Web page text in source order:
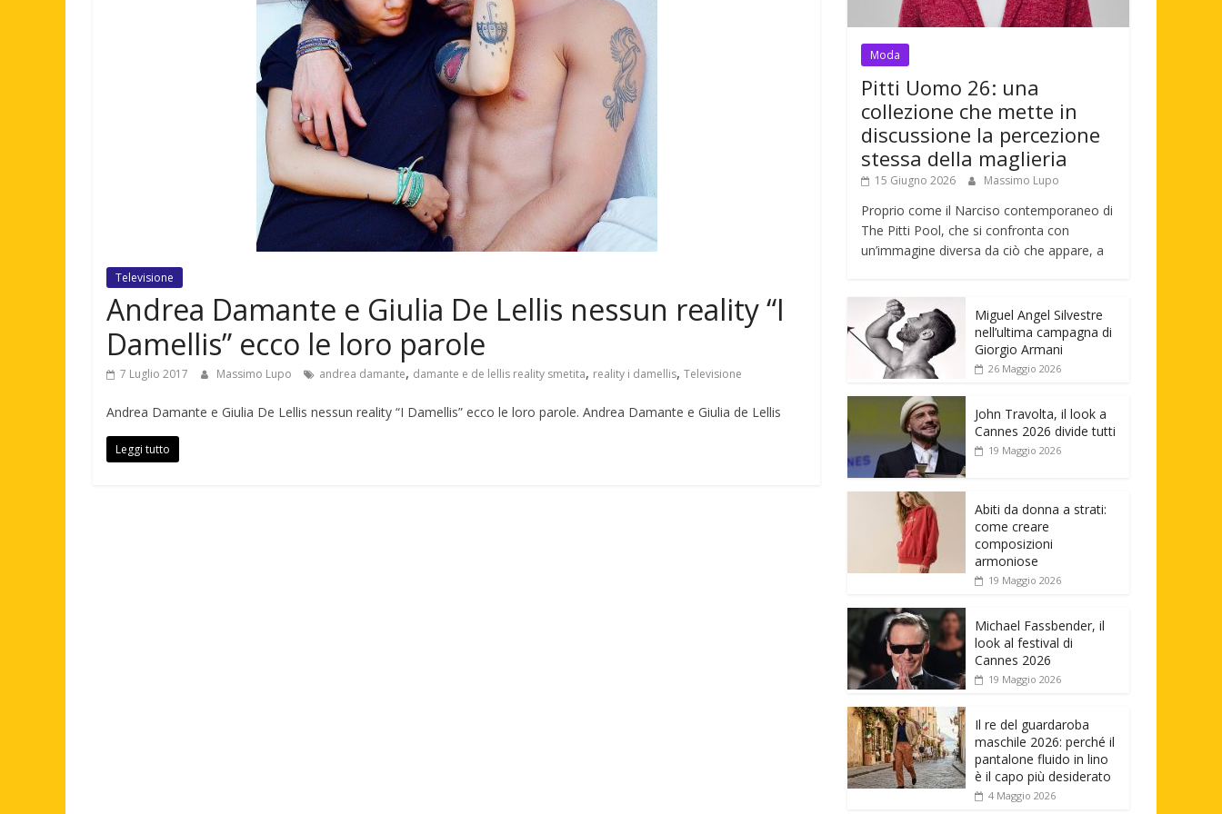
Televisione
Andrea Damante e Giulia De Lellis nessun reality “I
Damellis” ecco le loro parole
7 Luglio 2017 Massimo Lupo andrea damante, damante e de lellis reality smetita, reality i damellis, Televisione
Andrea Damante e Giulia De Lellis nessun reality “I Damellis” ecco le loro parole. Andrea Damante e Giulia de Lellis
Leggi tutto
Moda
Pitti Uomo 26: una
collezione che mette in
discussione la percezione
stessa della maglieria
15 Giugno 2026 Massimo Lupo
Proprio come il Narciso contemporaneo di
The Pitti Pool, che si confronta con
un’immagine diversa da ciò che appare, a
Miguel Angel Silvestre
nell’ultima campagna di
Giorgio Armani
26 Maggio 2026
John Travolta, il look a
Cannes 2026 divide tutti
19 Maggio 2026
Abiti da donna a strati:
come creare
composizioni
armoniose
19 Maggio 2026
Michael Fassbender, il
look al festival di
Cannes 2026
19 Maggio 2026
Il re del guardaroba
maschile 2026: perché il
pantalone fluido in lino
è il capo più desiderato
4 Maggio 2026